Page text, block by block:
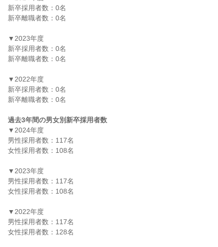
新卒採用者数：0名
新卒離職者数：0名
▼2023年度
新卒採用者数：0名
新卒離職者数：0名
▼2022年度
新卒採用者数：0名
新卒離職者数：0名
過去3年間の男女別新卒採用者数
▼2024年度
男性採用者数：117名
女性採用者数：108名
▼2023年度
男性採用者数：117名
女性採用者数：108名
▼2022年度
男性採用者数：117名
女性採用者数：128名